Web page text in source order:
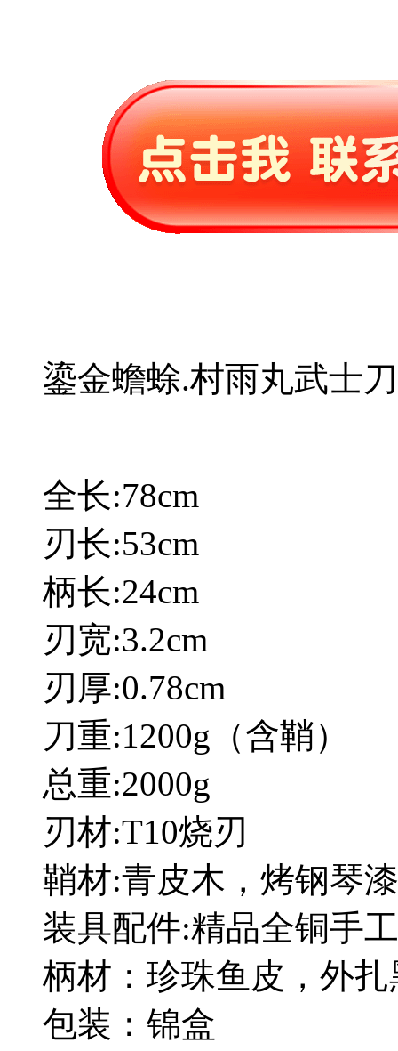
鎏金蟾蜍.村雨丸武士
全长:78cm
刃长:53cm
柄长:24cm
刃宽:3.2cm
刃厚:0.78cm
刀重:1200g（含鞘）
总重:2000g
刃材:T10烧刃
鞘材:青皮木，烤钢琴
装具配件:精品全铜手
柄材：珍珠鱼皮，外
包装：锦盒